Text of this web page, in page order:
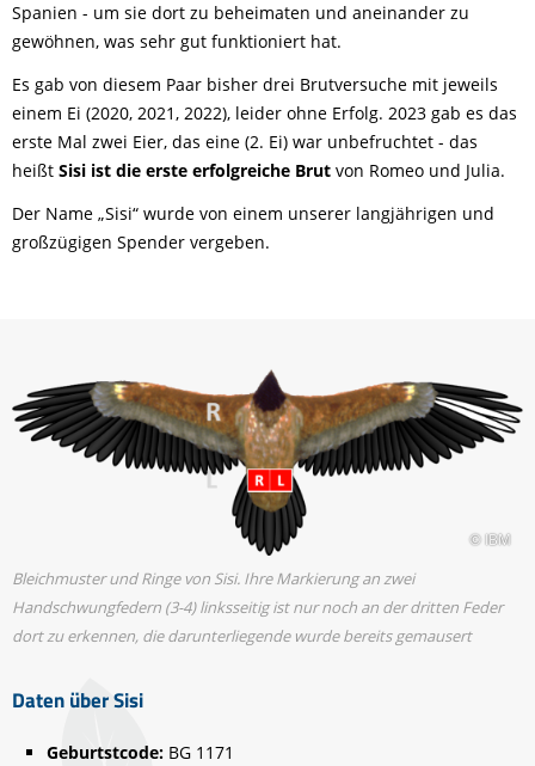
Spanien - um sie dort zu beheimaten und aneinander zu
gewöhnen, was sehr gut funktioniert hat.
Es gab von diesem Paar bisher drei Brutversuche mit jeweils
einem Ei (2020, 2021, 2022), leider ohne Erfolg. 2023 gab es das
erste Mal zwei Eier, das eine (2. Ei) war unbefruchtet - das
heißt Sisi ist die erste erfolgreiche Brut von Romeo und Julia.
Der Name „Sisi“ wurde von einem unserer langjährigen und
großzügigen Spender vergeben.
Daten über Sisi
© IBM
Bleichmuster und Ringe von Sisi. Ihre Markierung an zwei
Handschwungfedern (3-4) linksseitig ist nur noch an der dritten Feder
dort zu erkennen, die darunterliegende wurde bereits gemausert
Geburtstcode:BG 1171